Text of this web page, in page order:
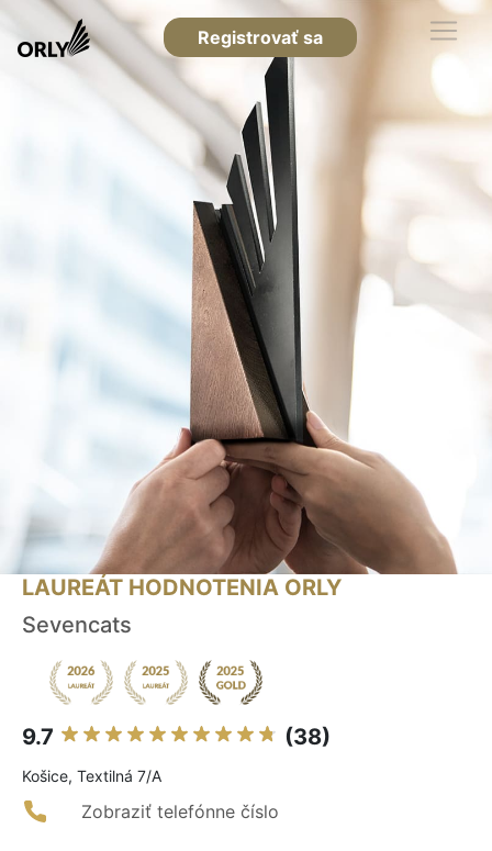
Registrovať sa
LAUREÁT HODNOTENIA ORLY
Sevencats
9.7 (38)
Košice, Textilná 7/A
Zobraziť telefónne číslo